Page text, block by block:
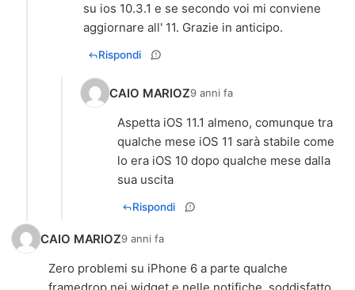
su ios 10.3.1 e se secondo voi mi conviene
aggiornare all' 11. Grazie in anticipo.
Rispondi
CAIO MARIOZ9 anni fa
Aspetta iOS 11.1 almeno, comunque tra
qualche mese iOS 11 sarà stabile come
lo era iOS 10 dopo qualche mese dalla
sua uscita
Rispondi
CAIO MARIOZ9 anni fa
Zero problemi su iPhone 6 a parte qualche